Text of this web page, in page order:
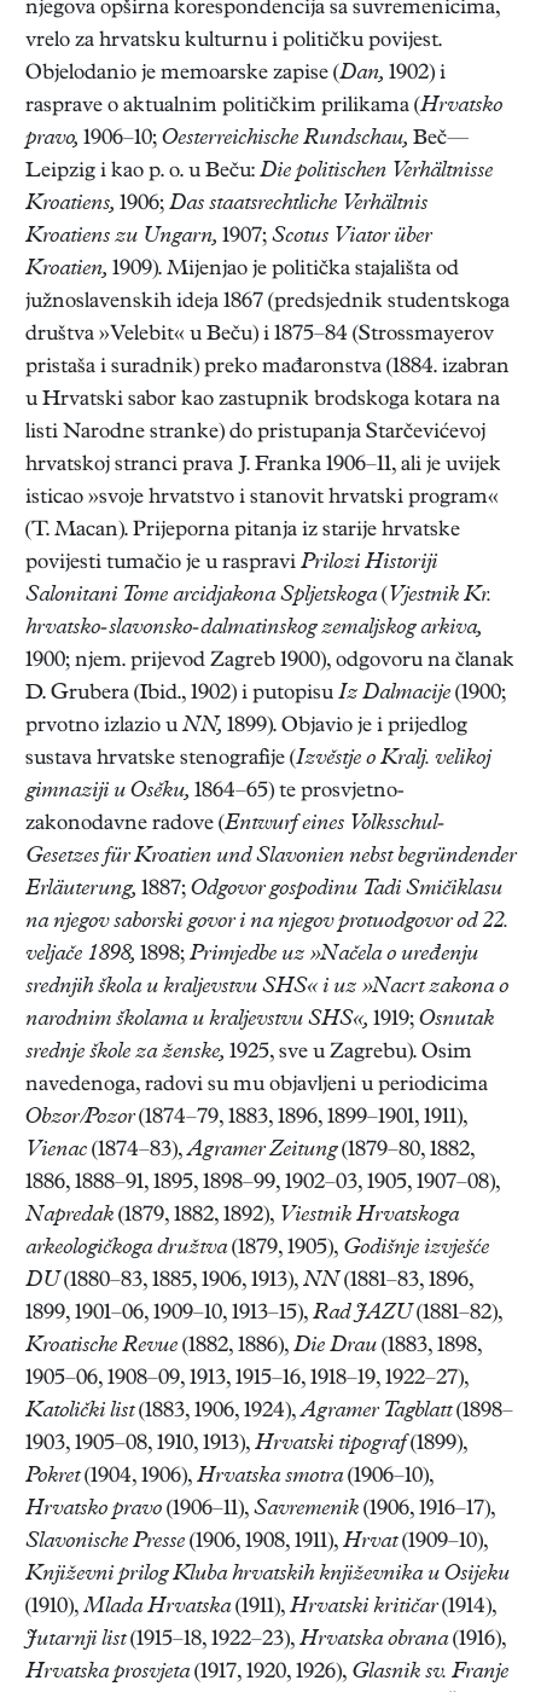
njegova opširna korespondencija sa suvremenicima,
vrelo za hrvatsku kulturnu i političku povijest.
Objelodanio je memoarske zapise (Dan, 1902) i
rasprave o aktualnim političkim prilikama (Hrvatsko
pravo, 1906–10; Oesterreichische Rundschau, Beč—
Leipzig i kao p. o. u Beču: Die politischen Verhältnisse
Kroatiens, 1906; Das staatsrechtliche Verhältnis
Kroatiens zu Ungarn, 1907; Scotus Viator über
Kroatien, 1909). Mijenjao je politička stajališta od
južnoslavenskih ideja 1867 (predsjednik studentskoga
društva »Velebit« u Beču) i 1875–84 (Strossmayerov
pristaša i suradnik) preko mađaronstva (1884. izabran
u Hrvatski sabor kao zastupnik brodskoga kotara na
listi Narodne stranke) do pristupanja Starčevićevoj
hrvatskoj stranci prava J. Franka 1906–11, ali je uvijek
isticao »svoje hrvatstvo i stanovit hrvatski program«
(T. Macan). Prijeporna pitanja iz starije hrvatske
povijesti tumačio je u raspravi Prilozi Historiji
Salonitani Tome arcidjakona Spljetskoga( Vjestnik Kr.
hrvatsko-slavonsko-dalmatinskog zemaljskog arkiva,
1900; njem. prijevod Zagreb 1900), odgovoru na članak
D. Grubera (Ibid., 1902) i putopisu Iz Dalmacije (1900;
prvotno izlazio u NN, 1899). Objavio je i prijedlog
sustava hrvatske stenografije (Izvěstje o Kralj. velikoj
gimnaziji u Osěku, 1864–65) te prosvjetno-
zakonodavne radove (Entwurf eines Volksschul-
Gesetzes für Kroatien und Slavonien nebst begründender
Erläuterung, 1887; Odgovor gospodinu Tadi Smičiklasu
na njegov saborski govor i na njegov protuodgovor od 22.
veljače 1898, 1898; Primjedbe uz »Načela o uređenju
srednjih škola u kraljevstvu SHS« i uz »Nacrt zakona o
narodnim školama u kraljevstvu SHS«, 1919; Osnutak
srednje škole za ženske, 1925, sve u Zagrebu). Osim
navedenoga, radovi su mu objavljeni u periodicima
Obzor/Pozor(1874–79, 1883, 1896, 1899–1901, 1911),
Vienac (1874–83),Agramer Zeitung(1879–80, 1882,
1886, 1888–91, 1895, 1898–99, 1902–03, 1905, 1907–08),
Napredak (1879, 1882, 1892), Viestnik Hrvatskoga
arkeologičkoga družtva(1879, 1905), Godišnje izvješće
DU (1880–83, 1885, 1906, 1913), NN (1881–83, 1896,
1899, 1901–06, 1909–10, 1913–15), Rad JAZU (1881–82),
Kroatische Revue (1882, 1886), Die Drau (1883, 1898,
1905–06, 1908–09, 1913, 1915–16, 1918–19, 1922–27),
Katolički list(1883, 1906, 1924),Agramer Tagblatt(1898–
1903, 1905–08, 1910, 1913), Hrvatski tipograf(1899),
Pokret(1904, 1906), Hrvatska smotra(1906–10),
Hrvatsko pravo (1906–11), Savremenik (1906, 1916–17),
Slavonische Presse (1906, 1908, 1911), Hrvat(1909–10),
Književni prilog Kluba hrvatskih književnika u Osijeku
(1910),Mlada Hrvatska(1911), Hrvatski kritičar(1914),
Jutarnji list(1915–18, 1922–23), Hrvatska obrana(1916),
Hrvatska prosvjeta(1917, 1920, 1926), Glasnik sv. Franje